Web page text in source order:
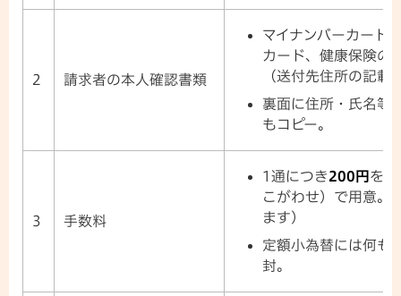
2 請求者の本人確認書類
マイナンバーカード
カード、健康保険の
（送付先住所の記載
裏面に住所・氏名等
もコピー。
3 手数料
1通につき200円 を
こがわせ）で用意。
ます）
定額小為替には何も
封。